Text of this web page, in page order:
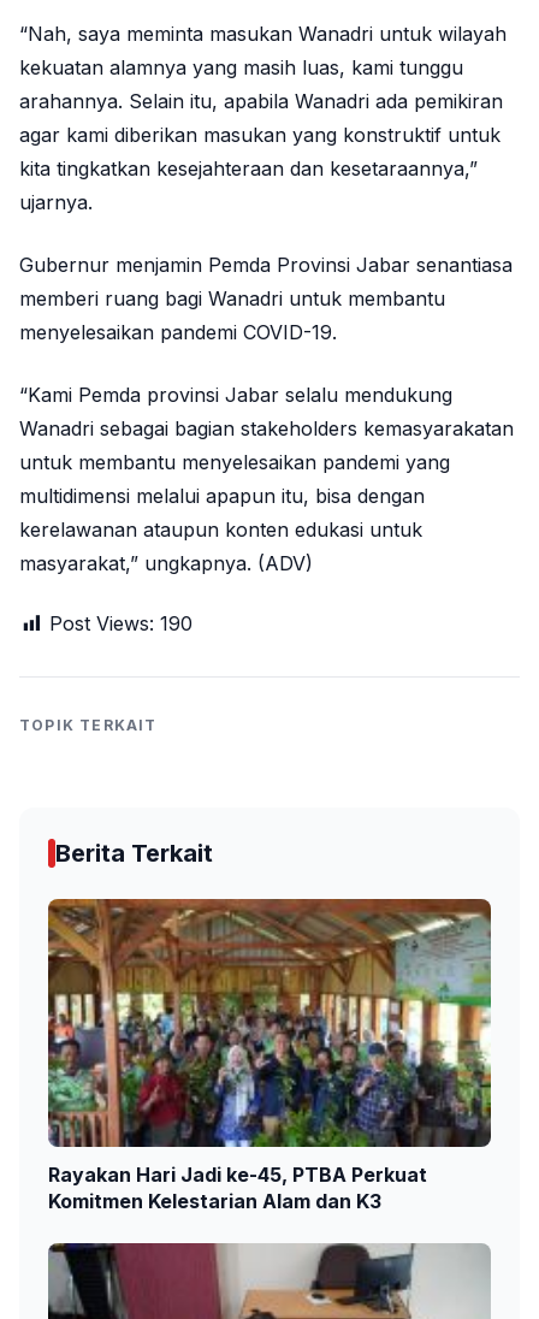
“Nah, saya meminta masukan Wanadri untuk wilayah
kekuatan alamnya yang masih luas, kami tunggu
arahannya. Selain itu, apabila Wanadri ada pemikiran
agar kami diberikan masukan yang konstruktif untuk
kita tingkatkan kesejahteraan dan kesetaraannya,”
ujarnya.
Gubernur menjamin Pemda Provinsi Jabar senantiasa
memberi ruang bagi Wanadri untuk membantu
menyelesaikan pandemi COVID-19.
“Kami Pemda provinsi Jabar selalu mendukung
Wanadri sebagai bagian stakeholders kemasyarakatan
untuk membantu menyelesaikan pandemi yang
multidimensi melalui apapun itu, bisa dengan
kerelawanan ataupun konten edukasi untuk
masyarakat,” ungkapnya. (ADV)
Post Views: 190
TOPIK TERKAIT
Berita Terkait
Rayakan Hari Jadi ke-45, PTBA Perkuat
Komitmen Kelestarian Alam dan K3